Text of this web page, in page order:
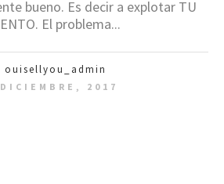
bueno. Es decir a explotar TU
El problema...
ouisellyou_admin
2017